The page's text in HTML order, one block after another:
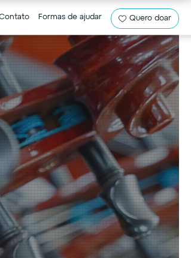
Formas de ajudar Quero doar